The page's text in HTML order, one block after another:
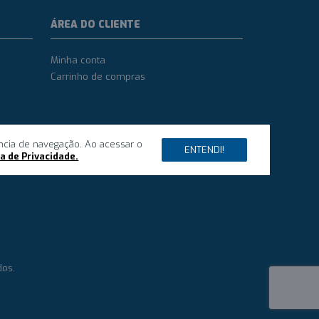
de navegação. Ao acessar o
de Privacidade.
ENTENDI!
ÁREA DO CLIENTE
Minha conta
Carrinho de compras